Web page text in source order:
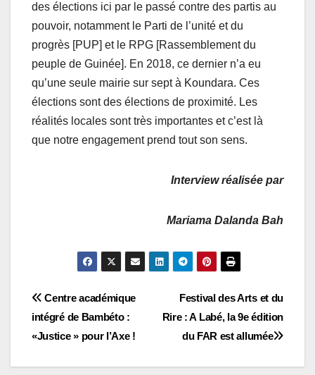
des élections ici par le passé contre des partis au
pouvoir, notamment le Parti de l’unité et du
progrès [PUP] et le RPG [Rassemblement du
peuple de Guinée]. En 2018, ce dernier n’a eu
qu’une seule mairie sur sept à Koundara. Ces
élections sont des élections de proximité. Les
réalités locales sont très importantes et c’est là
que notre engagement prend tout son sens.
Interview réalisée par
Mariama Dalanda Bah
Navigation
de
l’article
Festival des Arts et du
Rire : A Labé, la 9e édition
du FAR est allumée
Centre académique
intégré de Bambéto :
«Justice » pour l’Axe !